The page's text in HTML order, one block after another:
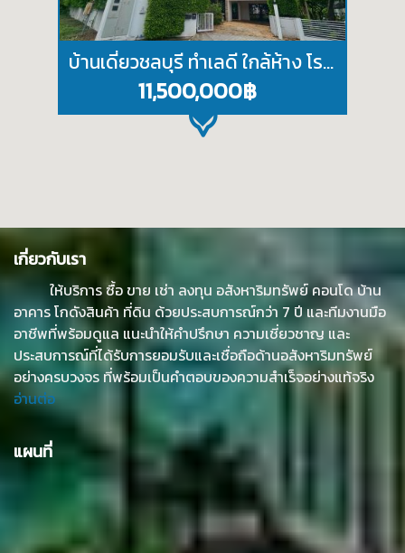
บ้านเดี่ยวชลบุรี ทำเลดี ใกล้ห้าง โรงเรียน ตลาด ในโครงการบางแสนมหานคร
11,500,000฿
เกี่ยวกับเรา
ให้บริการ ซื้อ ขาย เช่า ลงทุน อสังหาริมทรัพย์ คอนโด บ้าน
อาคาร โกดังสินค้า ที่ดิน ด้วยประสบการณ์กว่า 7 ปี และทีมงานมือ
อาชีพที่พร้อมดูแล แนะนำให้คำปรึกษา ความเชี่ยวชาญ และ
ประสบการณ์ที่ได้รับการยอมรับและเชื่อถือด้านอสังหาริมทรัพย์
อย่างครบวงจร ที่พร้อมเป็นคำตอบของความสำเร็จอย่างแท้จริง
อ่านต่อ
แผนที่